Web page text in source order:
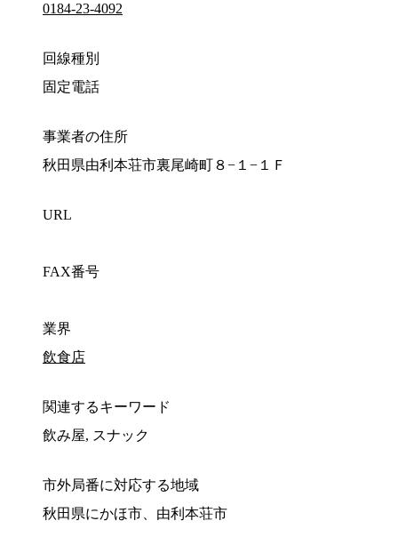
0184-23-4092
回線種別
固定電話
事業者の住所
秋田県由利本荘市裏尾崎町８−１−１Ｆ
URL
FAX番号
業界
飲食店
関連するキーワード
飲み屋, スナック
市外局番に対応する地域
秋田県にかほ市、由利本荘市